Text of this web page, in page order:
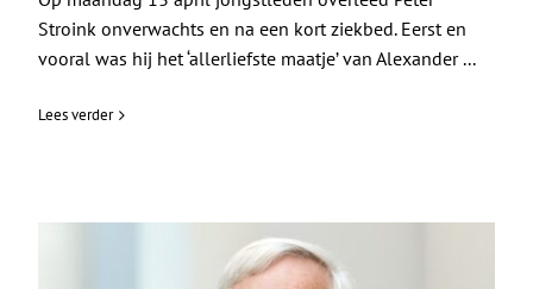
Stroink onverwachts en na een kort ziekbed. Eerst en
vooral was hij het ‘allerliefste maatje’ van Alexander ...
Lees verder